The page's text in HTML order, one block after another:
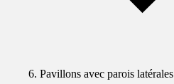
Pavillons avec parois latérales